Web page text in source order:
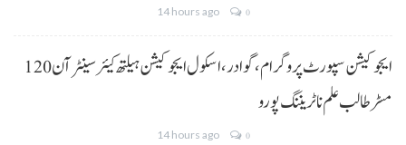
14 hours ago 0
ایجوکیشن سپورٹ پروگرام،گوادر، اسکول ایجوکیشن ہیلتھ کیئر سینٹر آن 120
مسڑ طالب علم نا ٹریننگ پورو
14 hours ago 0